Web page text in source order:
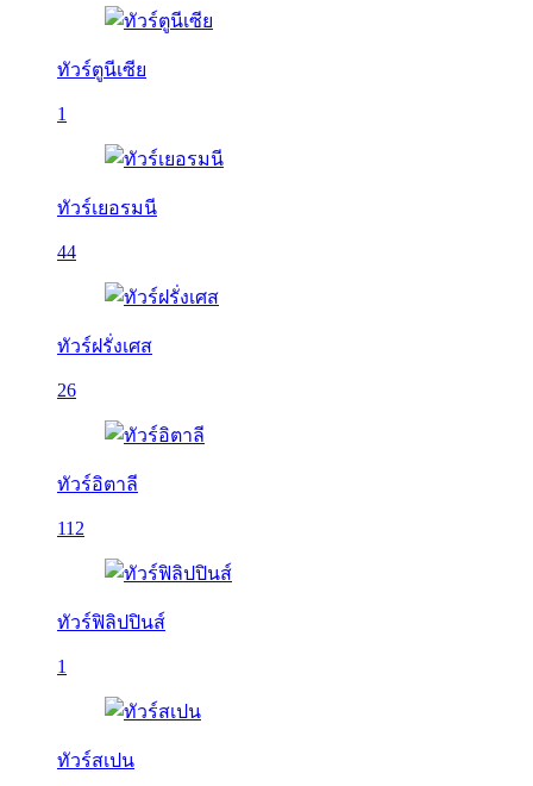
ทัวร์ตูนีเซีย
1
ทัวร์เยอรมนี
44
ทัวร์ฝรั่งเศส
26
ทัวร์อิตาลี
112
ทัวร์ฟิลิปปินส์
1
ทัวร์สเปน